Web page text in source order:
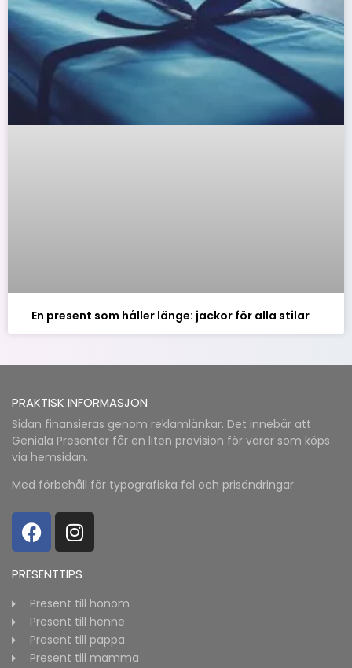
En present som håller länge: jackor för alla stilar
PRAKTISK INFORMASJON
Sidan finansieras genom reklamlänkar. Det innebär att
Geniala Presenter får en liten provision för varor som köps
via hemsidan.
Med förbehåll för typografiska fel och prisändringar.
PRESENTTIPS
Present till honom
Present till henne
Present till pappa
Present till mamma